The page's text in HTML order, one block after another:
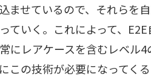
ませているので、それらを
ていく。これによって、
にレアケースを含むレベル
この技術が必要になってく